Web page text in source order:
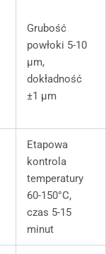
Grubość
powłoki 5-10
μm,
dokładność
±1 μm
Etapowa
kontrola
temperatury
60-150°C,
czas 5-15
minut